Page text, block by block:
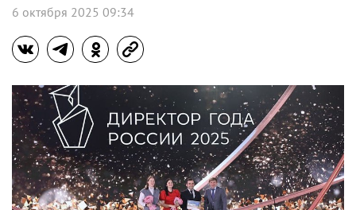
6 октября 2025 09:34